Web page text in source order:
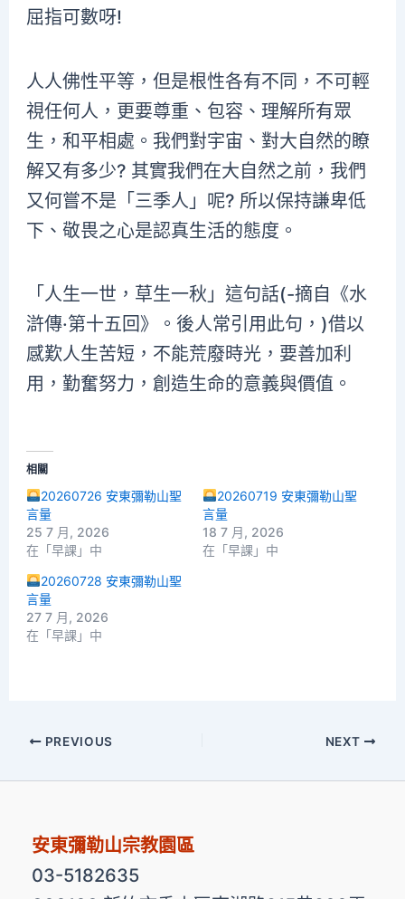
屈指可數呀!
人人佛性平等，但是根性各有不同，不可輕
視任何人，更要尊重、包容、理解所有眾
生，和平相處。我們對宇宙、對大自然的瞭
解又有多少? 其實我們在大自然之前，我們
又何嘗不是「三季人」呢? 所以保持謙卑低
下、敬畏之心是認真生活的態度。
「人生一世，草生一秋」這句話(-摘自《水
滸傳·第十五回》。後人常引用此句，)借以
感歎人生苦短，不能荒廢時光，要善加利
用，勤奮努力，創造生命的意義與價值。
相關
20260726 安東彌勒山聖
言量
25 7 月, 2026
在「早課」中
20260719 安東彌勒山聖
言量
18 7 月, 2026
在「早課」中
20260728 安東彌勒山聖
言量
27 7 月, 2026
在「早課」中
PREVIOUS NEXT
安東彌勒山宗教園區
03-5182635